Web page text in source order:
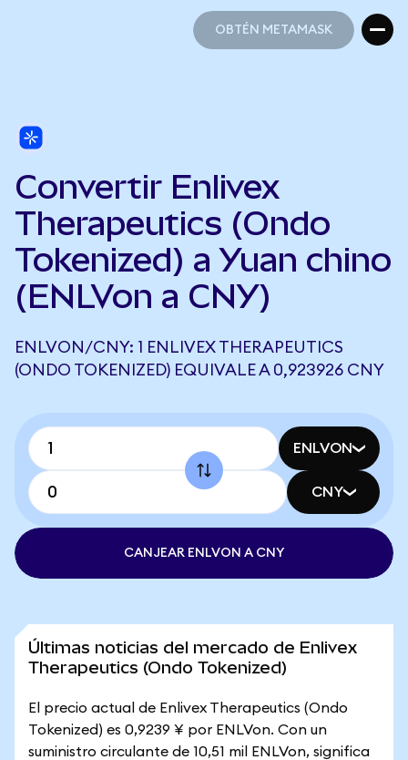
OBTÉN METAMASK
Convertir Enlivex
Therapeutics (Ondo
Tokenized) a Yuan chino
(ENLVon a CNY)
ENLVON/CNY: 1 ENLIVEX THERAPEUTICS
(ONDO TOKENIZED) EQUIVALE A 0,923926 CNY
ENLVON
CNY
CANJEAR ENLVON A CNY
Últimas noticias del mercado de Enlivex
Therapeutics (Ondo Tokenized)
El precio actual de Enlivex Therapeutics (Ondo
Tokenized) es 0,9239 ¥ por ENLVon. Con un
suministro circulante de 10,51 mil ENLVon, significa